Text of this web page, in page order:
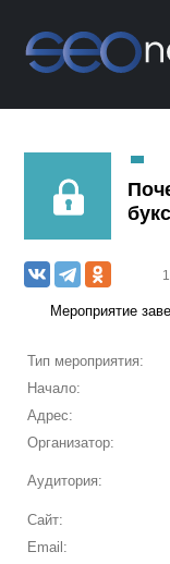
Мероприятие
Тип мероприятия:
Начало:
Адрес:
Организатор:
Аудитория:
Сайт:
Email: